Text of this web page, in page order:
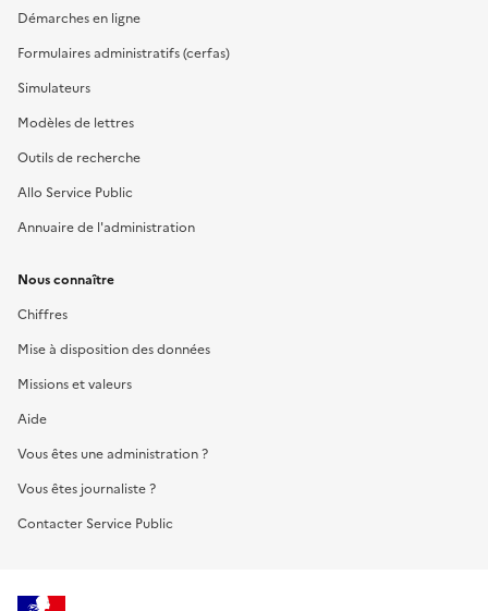
Démarches en ligne
Formulaires administratifs (cerfas)
Simulateurs
Modèles de lettres
Outils de recherche
Allo Service Public
Annuaire de l'administration
Nous connaître
Chiffres
Mise à disposition des données
Missions et valeurs
Aide
Vous êtes une administration ?
Vous êtes journaliste ?
Contacter Service Public